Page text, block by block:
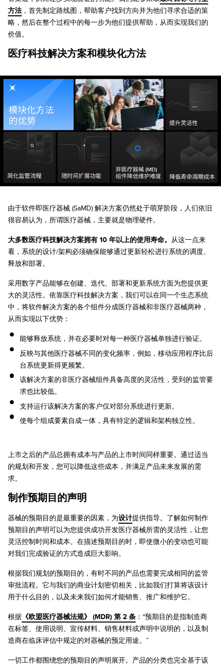
方法 ，首先制定路线图，帮助客户找到方向并为他们寻求合适的策
略，然后在整个过程中的每一步为他们提供帮助，从而实现我们的
价值。
医疗科技解决方案和模块化方法
由于软件即医疗器械 (SaMD) 解决方案仍然处于萌芽阶段，人们依旧
很容易认为，所谓医疗器械，主要就是物理硬件。
大多数医疗科技解决方案拥有 10 年以上的使用寿命。 从这一点来
看，系统的设计/架构必须确保能够通过更新轻松进行系统的调度、
释放和部署。
采用数字产品能够在创建、迭代、部署和更新系统方面为您提供更
大的灵活性。依靠医疗科技解决方案，我们可以在同一个生态系统
中，将软件解决方案的各个组件分成医疗器械和非医疗器械两种，
从而实现以下优势：
能够释放系统，并在必要时对每一种医疗器械单独进行验证。
反映与其他医疗器械不同的变化频率，例如，移动应用程序比后
台系统更新得更频繁。
该解决方案的非医疗器械组件具备高度的灵活性，受到的监管要
求也比较低。
支持运行该解决方案的客户仅对部分系统进行更新。
使每个组成要素自成一体，具有特定的逻辑和架构独立性。
上市之后的产品总拥有成本与产品的上市时间同样重要。通过适当
的规划和开发，您可以降低这些成本，并满足产品未来发展的需
求。
制作预期目的声明
器械的预期目的是最重要的因素，为设计提供指导。了解如何制作
预期目的声明可以为您提供成功开发医疗器械所需的灵活性，让您
灵活控制时间和成本。在描述预期目的时，即使微小的变动也可能
对我们完成验证的方式造成巨大影响。
根据我们规划的预期目的，有时不同的产品也需要完成相同的监管
审批流程。它与我们的商业计划密切相关，比如我们打算将该设计
用于什么目的，以及未来我们如何才能销售、推广和维护它。
根据 《欧盟医疗器械法规》 (MDR) 第 2 条 ：“预期目的是指制造商
在标签、使用说明、宣传材料、销售材料或声明中说明的，以及制
造商在临床评估中规定的对器械的预定用途。”
一切工作都围绕您的预期目的声明展开。产品的分类也完全基于该